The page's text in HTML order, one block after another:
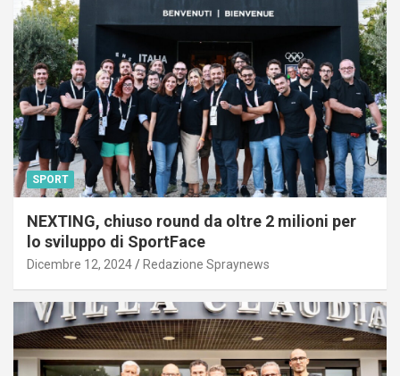
SPORT
NEXTING, chiuso round da oltre 2 milioni per
lo sviluppo di SportFace
Dicembre 12, 2024 Redazione Spraynews